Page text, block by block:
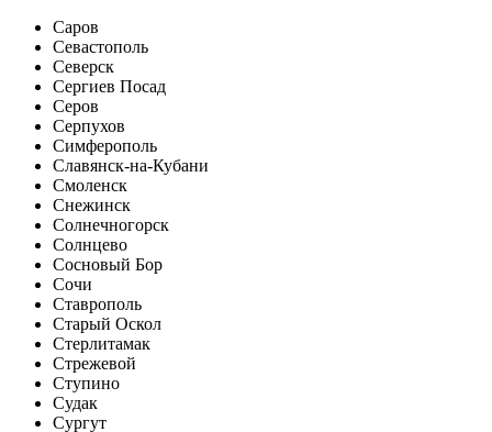
Саров
Севастополь
Северск
Сергиев Посад
Серов
Серпухов
Симферополь
Славянск-на-Кубани
Смоленск
Снежинск
Солнечногорск
Солнцево
Сосновый Бор
Сочи
Ставрополь
Старый Оскол
Стерлитамак
Стрежевой
Ступино
Судак
Сургут